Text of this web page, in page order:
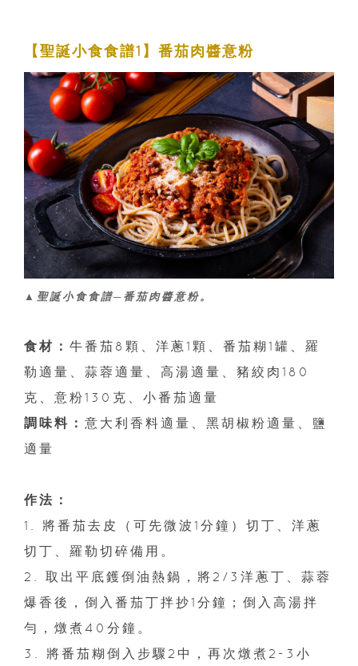
【聖誕小食食譜1】番茄肉醬意粉
▲聖誕小食食譜─番茄肉醬意粉。
食材： 牛番茄8顆、洋蔥1顆、番茄糊1罐、羅
勒適量、蒜蓉適量、高湯適量、豬絞肉180
克、意粉130克、小番茄適量
調味料： 意大利香料適量、黑胡椒粉適量、鹽
適量
作法：
1. 將番茄去皮（可先微波1分鐘）切丁、洋蔥
切丁、羅勒切碎備用。
2. 取出平底鑊倒油熱鍋，將2/3洋蔥丁、蒜蓉
爆香後，倒入番茄丁拌抄1分鐘；倒入高湯拌
勻，燉煮40分鐘。
3. 將番茄糊倒入步驟2中，再次燉煮2-3小